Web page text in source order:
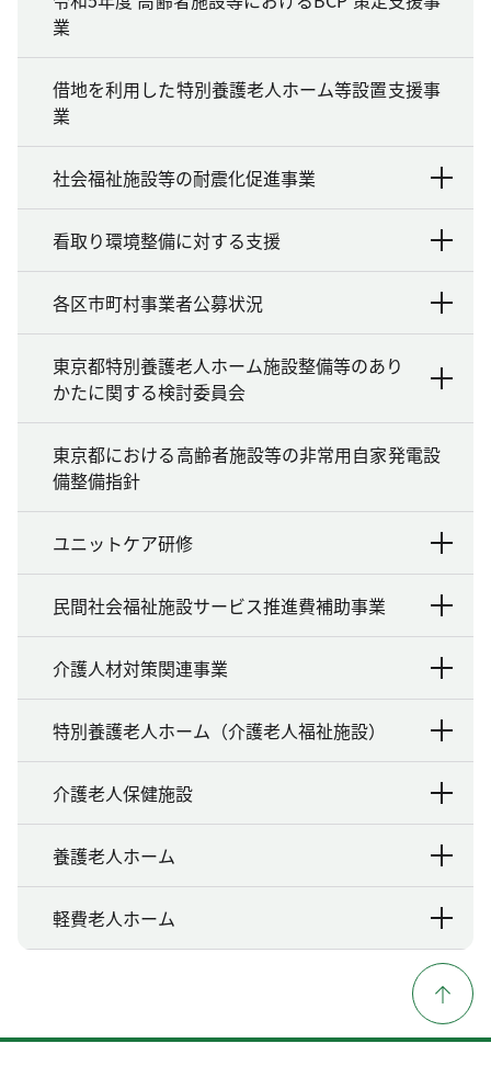
業
借地を利用した特別養護老人ホーム等設置支援事
業
社会福祉施設等の耐震化促進事業
看取り環境整備に対する支援
各区市町村事業者公募状況
東京都特別養護老人ホーム施設整備等のあり
かたに関する検討委員会
東京都における高齢者施設等の非常用自家発電設
備整備指針
ユニットケア研修
民間社会福祉施設サービス推進費補助事業
介護人材対策関連事業
特別養護老人ホーム（介護老人福祉施設）
介護老人保健施設
養護老人ホーム
軽費老人ホーム